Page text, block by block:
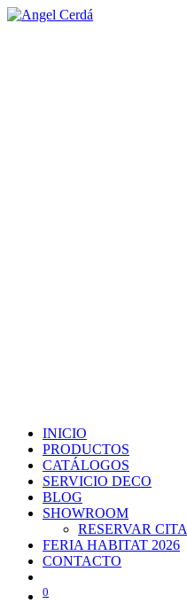
INICIO
PRODUCTOS
CATÁLOGOS
SERVICIO DECO
BLOG
SHOWROOM
RESERVAR CITA
FERIA HABITAT 2026
CONTACTO
0